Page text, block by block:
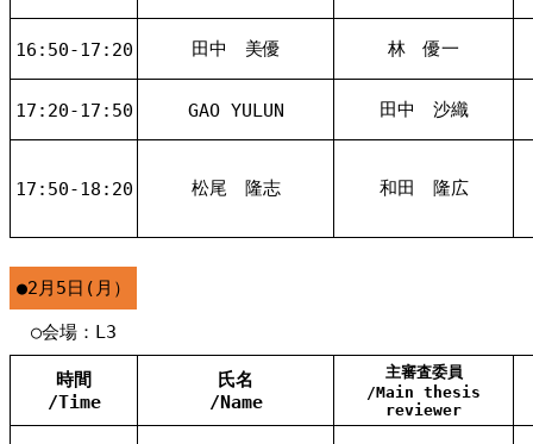
16:50-17:20 田中 美優 林 優一
17:20-17:50 GAO YULUN 田中 沙織
17:50-18:20 松尾 隆志 和田 隆広
●2月5日(月）
○会場：L3
時間
/Time
氏名
/Name
主審査委員
/Main thesis
reviewer